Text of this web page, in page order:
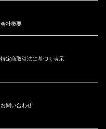
会社概要
特定商取引法に基づく表示
お問い合わせ